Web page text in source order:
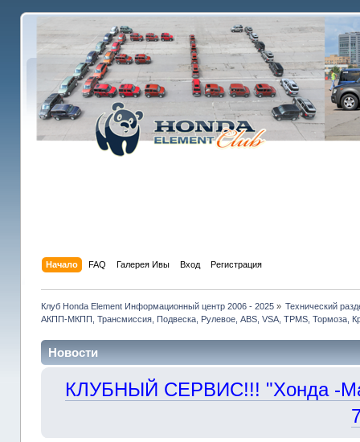
Начало FAQ Галерея Ивы Вход Регистрация
Клуб Honda Element Информационный центр 2006 - 2025» Технический
АКПП-МКПП, Трансмиссия, Подвеска, Рулевое, ABS, VSA, TPMS, Тормоза,
Новости
КЛУБНЫЙ СЕРВИС!!! "Хонда -